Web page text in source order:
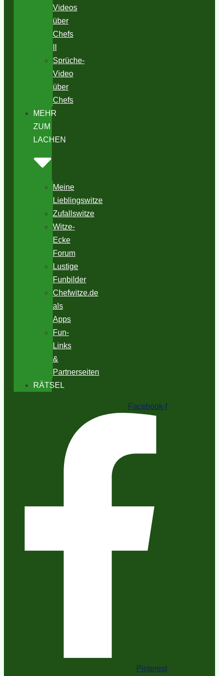
Videos
über
Chefs
Sprüche-
Video
über
Chefs
MEHR
ZUM
LACHEN
Meine
Lieblingswitze
Zufallswitze
Witze-
Ecke
Forum
Lustige
Funbilder
Chefwitze.de
als
Apps
Fun-
Links
&
Partnerseiten
RÄTSEL
Facebook-f
Pinterest